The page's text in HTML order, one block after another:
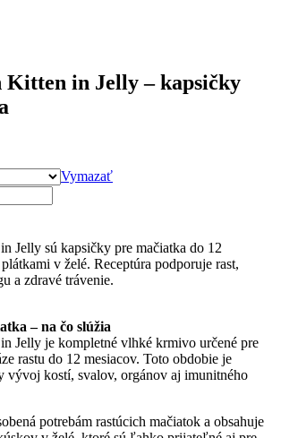
Kitten in Jelly – kapsičky
Vymazať
Jelly sú kapsičky pre mačiatka do 12
v želé. Receptúra podporuje rast,
a zdravé trávenie.
– na čo slúžia
Jelly je kompletné vlhké krmivo určené pre
rastu do 12 mesiacov. Toto obdobie je
vývoj kostí, svalov, orgánov aj imunitného
potrebám rastúcich mačiatok a obsahuje